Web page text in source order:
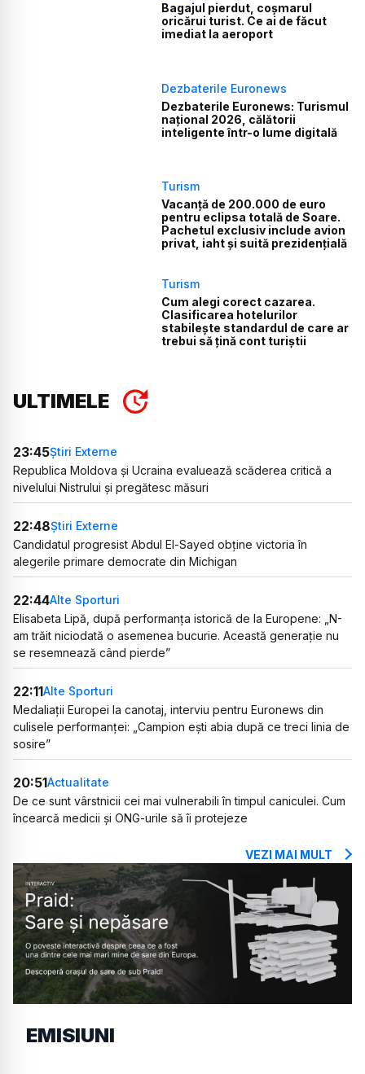
Bagajul pierdut, coșmarul
oricărui turist. Ce ai de făcut
imediat la aeroport
Dezbaterile Euronews
Dezbaterile Euronews: Turismul
național 2026, călătorii
inteligente într-o lume digitală
Turism
Vacanță de 200.000 de euro
pentru eclipsa totală de Soare.
Pachetul exclusiv include avion
privat, iaht și suită prezidențială
Turism
Cum alegi corect cazarea.
Clasificarea hotelurilor
stabilește standardul de care ar
trebui să țină cont turiștii
ULTIMELE
23:45Știri Externe
Republica Moldova și Ucraina evaluează scăderea critică a
nivelului Nistrului și pregătesc măsuri
22:48Știri Externe
Candidatul progresist Abdul El-Sayed obține victoria în
alegerile primare democrate din Michigan
22:44Alte Sporturi
Elisabeta Lipă, după performanța istorică de la Europene: „N-
am trăit niciodată o asemenea bucurie. Această generație nu
se resemnează când pierde”
22:11Alte Sporturi
Medaliații Europei la canotaj, interviu pentru Euronews din
culisele performanței: „Campion ești abia după ce treci linia de
sosire”
20:51Actualitate
De ce sunt vârstnicii cei mai vulnerabili în timpul caniculei. Cum
încearcă medicii și ONG-urile să îi protejeze
VEZI MAI MULT
EMISIUNI